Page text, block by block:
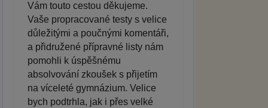
Vám touto cestou děkujeme.
Vaše propracované testy s velice
důležitými a poučnými komentáři,
a přidružené přípravné listy nám
pomohli k úspěšnému
absolvování zkoušek s přijetím
na víceleté gymnázium. Velice
bych podtrhla, jak i přes velké